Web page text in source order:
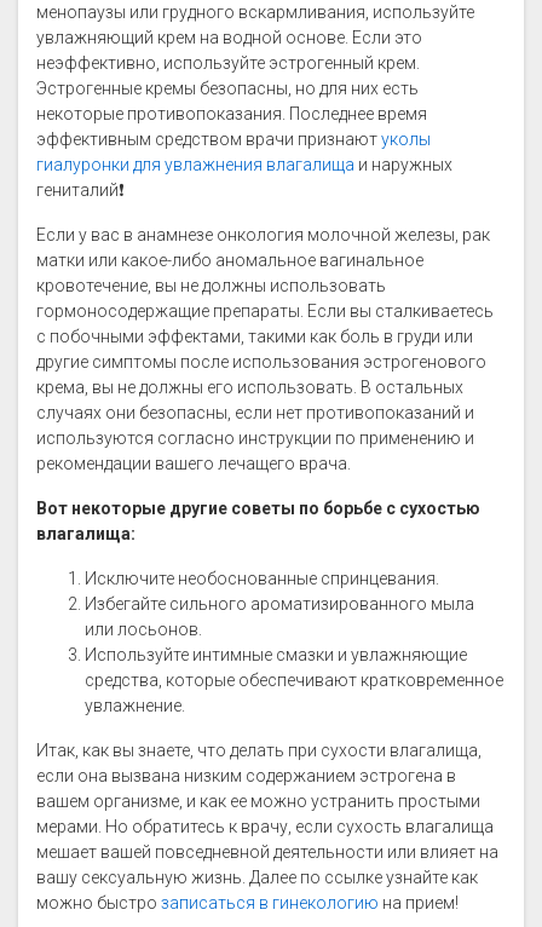
менопаузы или грудного вскармливания, используйте
увлажняющий крем на водной основе. Если это
неэффективно, используйте эстрогенный крем.
Эстрогенные кремы безопасны, но для них есть
некоторые противопоказания. Последнее время
эффективным средством врачи признаютуколы
гиалуронки для увлажнения влагалища и наружных
гениталий❗
Если у вас в анамнезе онкология молочной железы, рак
матки или какое-либо аномальное вагинальное
кровотечение, вы не должны использовать
гормоносодержащие препараты. Если вы сталкиваетесь
с побочными эффектами, такими как боль в груди или
другие симптомы после использования эстрогенового
крема, вы не должны его использовать. В остальных
случаях они безопасны, если нет противопоказаний и
используются согласно инструкции по применению и
рекомендации вашего лечащего врача.
Вот некоторые другие советы по борьбе с сухостью
влагалища:
Исключите необоснованные спринцевания.
Избегайте сильного ароматизированного мыла
или лосьонов.
Используйте интимные смазки и увлажняющие
средства, которые обеспечивают кратковременное
увлажнение.
Итак, как вы знаете, что делать при сухости влагалища,
если она вызвана низким содержанием эстрогена в
вашем организме, и как ее можно устранить простыми
мерами. Но обратитесь к врачу, если сухость влагалища
мешает вашей повседневной деятельности или влияет на
вашу сексуальную жизнь. Далее по ссылке узнайте как
можно быстро записаться в гинекологию на прием!